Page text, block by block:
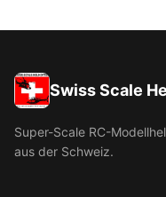
Swiss Scale
Super-Scale RC-
aus der Schweiz.